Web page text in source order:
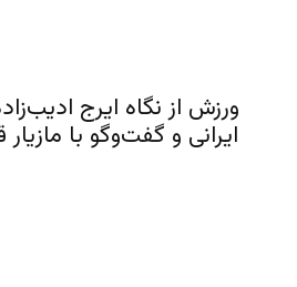
ورزش از نگاه ایرج